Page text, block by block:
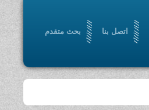
اتصل بنا بحث متقدم